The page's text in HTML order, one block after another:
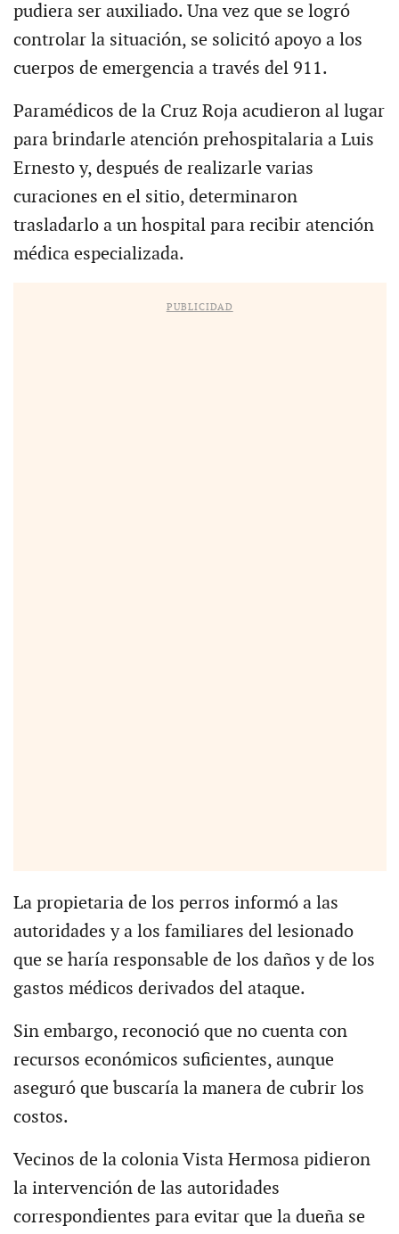
pudiera ser auxiliado. Una vez que se logró
controlar la situación, se solicitó apoyo a los
cuerpos de emergencia a través del 911.
Paramédicos de la Cruz Roja acudieron al lugar
para brindarle atención prehospitalaria a Luis
Ernesto y, después de realizarle varias
curaciones en el sitio, determinaron
trasladarlo a un hospital para recibir atención
médica especializada.
PUBLICIDAD
La propietaria de los perros informó a las
autoridades y a los familiares del lesionado
que se haría responsable de los daños y de los
gastos médicos derivados del ataque.
Sin embargo, reconoció que no cuenta con
recursos económicos suficientes, aunque
aseguró que buscaría la manera de cubrir los
costos.
Vecinos de la colonia Vista Hermosa pidieron
la intervención de las autoridades
correspondientes para evitar que la dueña se